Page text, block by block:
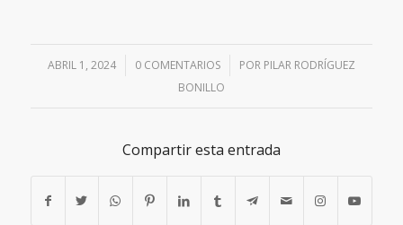
ABRIL 1, 2024
/ 0 COMENTARIOS
/ POR PILAR RODRÍGUEZ
BONILLO
Compartir esta entrada